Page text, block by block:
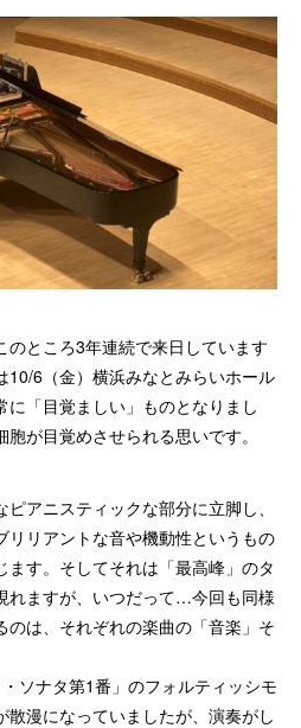
のところ3年連続で来日しています
10/6（金）横浜みなとみらいホール
に「目覚ましい」ものとなりまし
が目覚めさせられる思いです。
アニスティックな部分に立脚し、
リリアントな音や機動性というもの
ます。そしてそれは「最高峰」のタ
れますが、いつだって…今回も同様
のは、それぞれの楽曲の「音楽」そ
ソナタ第1番」のフォルティッシモ
散漫になっていましたが、演奏がし